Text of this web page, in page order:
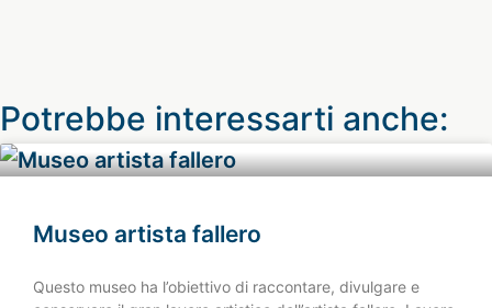
Potrebbe interessarti anche:
Museo artista fallero
Questo museo ha l’obiettivo di raccontare, divulgare e